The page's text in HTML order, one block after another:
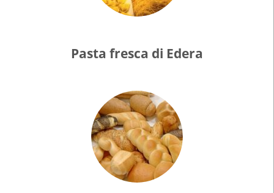
Pasta fresca di Edera